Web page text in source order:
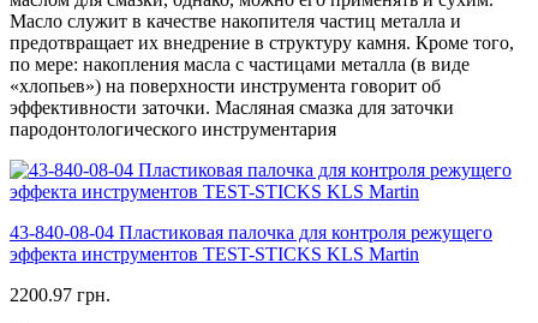
Масло служит в качестве накопителя частиц металла и
предотвращает их внедрение в структуру камня. Кроме того,
по мере: накопления масла с частицами металла (в виде
«хлопьев») на поверхности инструмента говорит об
эффективности заточки. Масляная смазка для заточки
пародонтологического инструментария
43-840-08-04 Пластиковая палочка для контроля режущего
эффекта инструментов TEST-STICKS KLS Martin
2200.97 грн.